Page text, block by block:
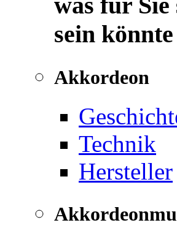
sein könnte
Akkordeon
Technik
Hersteller